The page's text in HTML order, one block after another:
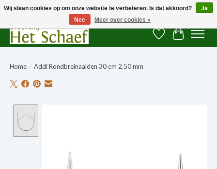
Verlanglijst
Home / Addi Rondbreinaalden 30 cm 2.50 mm
Wij slaan cookies op om onze website te verbeteren. Is dat akkoord?
Ja
Nee
Meer over cookies »